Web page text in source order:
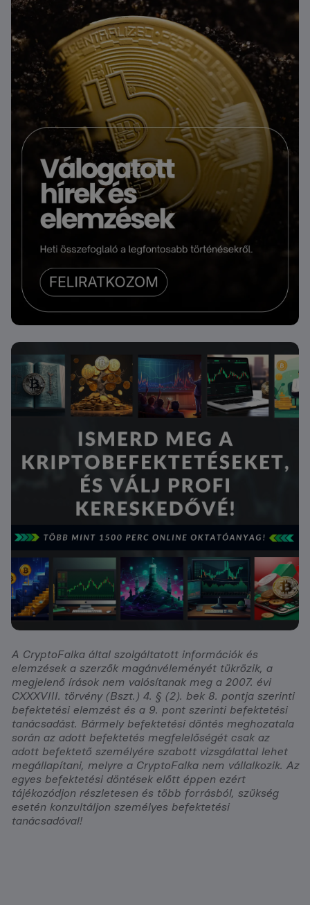
A CryptoFalka által szolgáltatott információk és
elemzések a szerzők magánvéleményét tükrözik, a
megjelenő írások nem valósítanak meg a 2007. évi
CXXXVIII. törvény (Bszt.) 4. § (2). bek 8. pontja szerinti
befektetési elemzést és a 9. pont szerinti befektetési
tanácsadást. Bármely befektetési döntés meghozatala
során az adott befektetés megfelelőségét csak az
adott befektető személyére szabott vizsgálattal lehet
megállapítani, melyre a CryptoFalka nem vállalkozik. Az
egyes befektetési döntések előtt éppen ezért
tájékozódjon részletesen és több forrásból, szükség
esetén konzultáljon személyes befektetési
tanácsadóval!